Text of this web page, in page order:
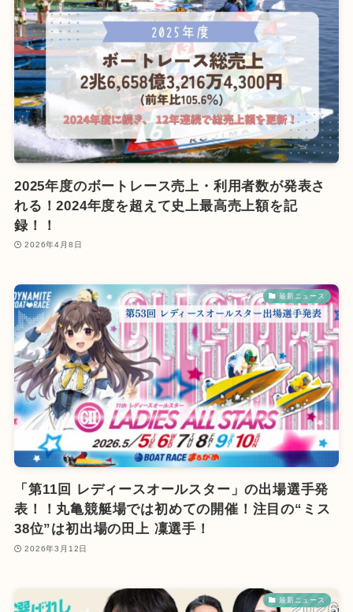
2025年度のボートレース売上・利用者数が発表さ
れる！2024年度を超えて史上最高売上額を記
録！！
2026年4月8日
最新ニュース
「第11回 レディースオールスター」の出場選手発
表！！丸亀競艇場では初めての開催！注目の“ミス
38位”は初出場の田上 凜選手！
2026年3月12日
最新ニュース